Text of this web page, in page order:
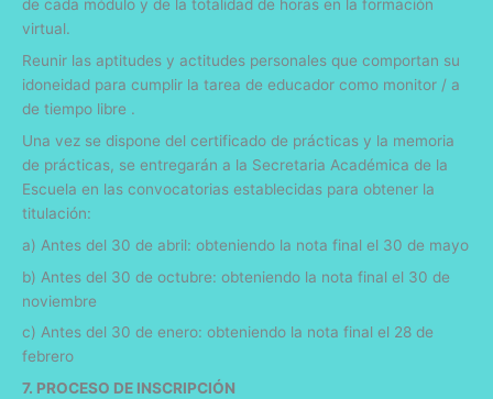
de cada módulo y de la totalidad de horas en la formación
virtual.
Reunir las aptitudes y actitudes personales que comportan su
idoneidad para cumplir la tarea de educador como monitor / a
de tiempo libre .
Una vez se dispone del certificado de prácticas y la memoria
de prácticas, se entregarán a la Secretaria Académica de la
Escuela en las convocatorias establecidas para obtener la
titulación:
a) Antes del 30 de abril: obteniendo la nota final el 30 de mayo
b) Antes del 30 de octubre: obteniendo la nota final el 30 de
noviembre
c) Antes del 30 de enero: obteniendo la nota final el 28 de
febrero
7. PROCESO DE INSCRIPCIÓN